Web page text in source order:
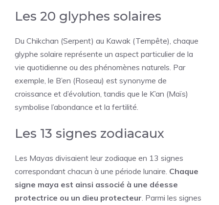
Les 20 glyphes solaires
Du Chikchan (Serpent) au Kawak (Tempête), chaque
glyphe solaire représente un aspect particulier de la
vie quotidienne ou des phénomènes naturels. Par
exemple, le B’en (Roseau) est synonyme de
croissance et d’évolution, tandis que le K’an (Maïs)
symbolise l’abondance et la fertilité.
Les 13 signes zodiacaux
Les Mayas divisaient leur zodiaque en 13 signes
correspondant chacun à une période lunaire. Chaque
signe maya est ainsi associé à une déesse
protectrice ou un dieu protecteur . Parmi les signes